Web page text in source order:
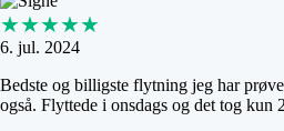
★★★★★
6. jul. 2024
Bedste og billigste flytning jeg har
også. Flyttede i onsdags og det tog kun